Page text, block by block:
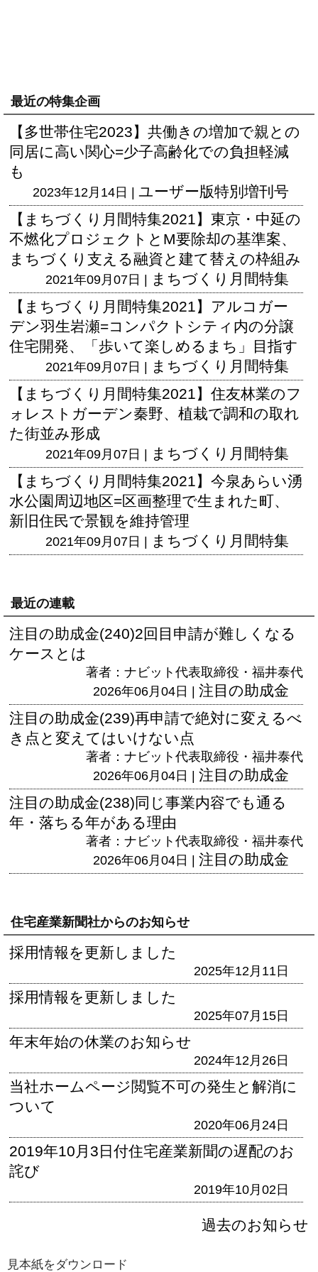
最近の特集企画
【多世帯住宅2023】共働きの増加で親との
同居に高い関心=少子高齢化での負担軽減
も
2023年12月14日 | ユーザー版特別増刊号
【まちづくり月間特集2021】東京・中延の
不燃化プロジェクトとM要除却の基準案、
まちづくり支える融資と建て替えの枠組み
2021年09月07日 | まちづくり月間特集
【まちづくり月間特集2021】アルコガー
デン羽生岩瀬=コンパクトシティ内の分譲
住宅開発、「歩いて楽しめるまち」目指す
2021年09月07日 | まちづくり月間特集
【まちづくり月間特集2021】住友林業のフ
ォレストガーデン秦野、植栽で調和の取れ
た街並み形成
2021年09月07日 | まちづくり月間特集
【まちづくり月間特集2021】今泉あらい湧
水公園周辺地区=区画整理で生まれた町、
新旧住民で景観を維持管理
2021年09月07日 | まちづくり月間特集
最近の連載
注目の助成金(240)2回目申請が難しくなる
ケースとは
著者：ナビット代表取締役・福井泰代
2026年06月04日 | 注目の助成金
注目の助成金(239)再申請で絶対に変えるべ
き点と変えてはいけない点
著者：ナビット代表取締役・福井泰代
2026年06月04日 | 注目の助成金
注目の助成金(238)同じ事業内容でも通る
年・落ちる年がある理由
著者：ナビット代表取締役・福井泰代
2026年06月04日 | 注目の助成金
住宅産業新聞社からのお知らせ
採用情報を更新しました
2025年12月11日
採用情報を更新しました
2025年07月15日
年末年始の休業のお知らせ
2024年12月26日
当社ホームページ閲覧不可の発生と解消に
ついて
2020年06月24日
2019年10月3日付住宅産業新聞の遅配のお
詫び
2019年10月02日
過去のお知らせ
見本紙をダウンロード